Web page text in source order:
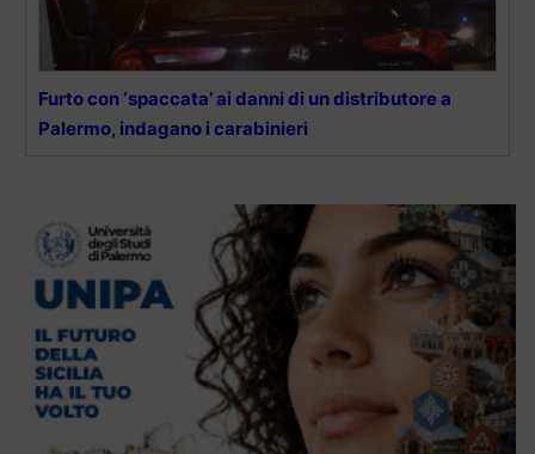
Furto con ‘spaccata’ ai danni di un distributore a
Palermo, indagano i carabinieri